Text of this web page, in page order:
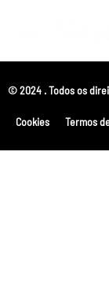
© 2024 . Todos os
Cookies Termos